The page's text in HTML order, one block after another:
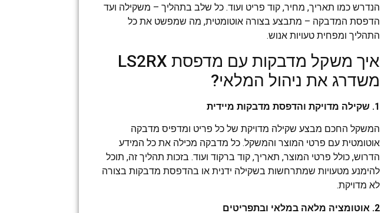
הנדרש כמו תאריך, מחיר, קוד פריט ועוד. כל שלב בתהליך – משקילה ועד
הדפסת המדבקה – מתבצע בצורה אוטומטית, מה שמפשט את כל
התהליך ומפחית טעויות אנוש.
איך משקל מדבקות עם מדפסת LS2RX
משדרג את ניהול המלאי?
1. שקילה מדויקת והדפסת מדבקות מיידית
המשקל החכם מבצע שקילה מדויקת של כל פריט ומדפיס מדבקה
אוטומטית עם פרטי המוצר והמשקל. כל מדבקה מכילה את כל המידע
הדרוש, כולל פרטי המוצר, תאריך, קוד ברקוד ועוד. בזכות תהליך זה, תוכל
להימנע מטעויות שמתרחשות בשקילה ידנית או בהדפסת מדבקות בצורה
לא מדויקת.
2. אוטומציה מלאה במלאי ובתפריטים